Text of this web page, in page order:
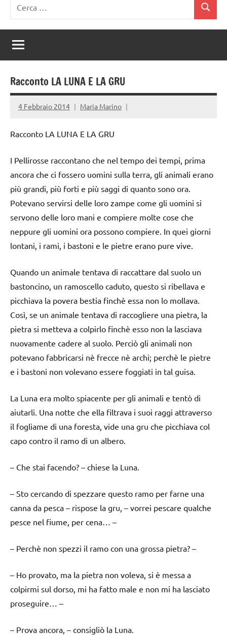
per:
Cerca
Racconto LA LUNA E LA GRU
4 Febbraio 2014 Maria Marino
Racconto LA LUNA E LA GRU
I Pellirosse raccontano che nel tempo dei tempi, prima
ancora che ci fossero uomini sulla terra, gli animali erano
più grandi, più forti e più saggi di quanto sono ora.
Potevano servirsi delle loro zampe come gli uomini si
servono delle loro mani e compiere molte cose che
neppure gli uomini ora possono compiere. In quei giorni
lontani, i rami, i bastoni e le pietre erano pure vive.
Quando un animale tentava di raccattare dal suolo un
bastoncino, un ramoscello caduto, questo si ribellava e
picchiava la povera bestia finchè essa non lo mollava.
Così, se un animale tentava di raccogliere una pietra, la
pietra si metteva a colpirlo finchè esso non la lasciava
nuovamente cadere al suolo. Perciò gli animali non
potevano fabbricarsi nè frecce nè archi; perchè le pietre
e i bastoni non volevano essere foggiati in tal guisa.
La Luna era molto spiacente per gli animali e tentò di
aiutarli. Una notte che ella filtrava i suoi raggi attraverso
il fogliame di una foresta, vide una gru che picchiava col
capo contro il ramo di un albero.
– Che stai facendo? – chiese la Luna.
– Sto cercando di spezzare questo ramo per farne una
canna da pesca – rispose la gru, – vorrei pescare qualche
pesce nel fiume, per cena… –
– Perchè non spezzi il ramo con una grossa pietra? –
– Ho provato, ma la pietra non voleva, si è messa a
colpirmi sul dorso, mi ha fatto male e non mi ha lasciato
proseguire… –
– Prova ancora, – consigliò la Luna.